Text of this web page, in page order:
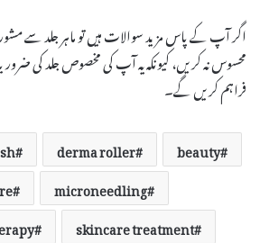
اگر آپ کے پاس مزید سوالات ہیں تو ماہر جلد سے
محسوس نہ کریں، کیونکہ یہ آپ کی مخصوص جلد کی
فراہم کریں گے۔
beauty
derma roller
microneedling
skincare treatment